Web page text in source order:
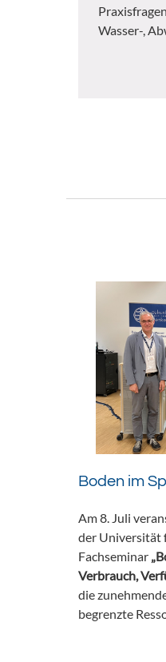
Wasser-,
Boden im
Am 8. Juli
der Universität
Fachseminar
Verbrauch,
die
begrenzte